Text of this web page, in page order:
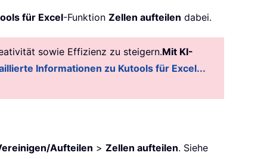
für Excel-Funktion Zellen aufteilen dabei.
sowie Effizienz zu steigern.Mit KI-
Informationen zu Kutools für Excel...
Aufteilen > Zellen aufteilen. Siehe